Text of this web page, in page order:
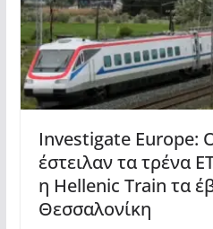
Investigate Europe:
έστειλαν τα τρένα
η Hellenic Train τα
Θεσσαλονίκη